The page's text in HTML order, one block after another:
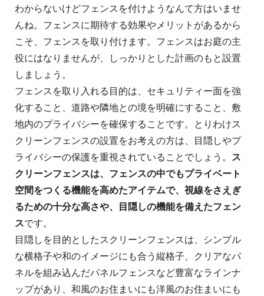
わからないけどフェンスを付けようなんて方はいませ
んね。フェンスに期待する効果やメリットがあるから
こそ、フェンスを取り付けます。フェンスはお庭の主
役にはなりませんが、しっかりとした計画のもと設置
しましょう。
フェンスを取り入れる目的は、セキュリティー面を強
化すること、道路や隣地との境を明確にすること、敷
地内のプライバシーを確保することです。とりわけス
クリーンフェンスの設置をお考えの方は、目隠しやプ
ライバシーの保護を重視されていることでしょう。 ス
クリーンフェンスは、フェンスの中でもプライベート
空間をつくる機能を高めたアイテムで、視線をさえぎ
るための十分な高さや、目隠しの機能を備えたフェン
スです。
目隠しを目的としたスクリーンフェンスは、シンプル
な横格子や和のイメージにも合う縦格子、クリアなパ
ネルを組み込んだパネルフェンスなど豊富なラインナ
ップがあり、和風のお住まいにも洋風のお住まいにも